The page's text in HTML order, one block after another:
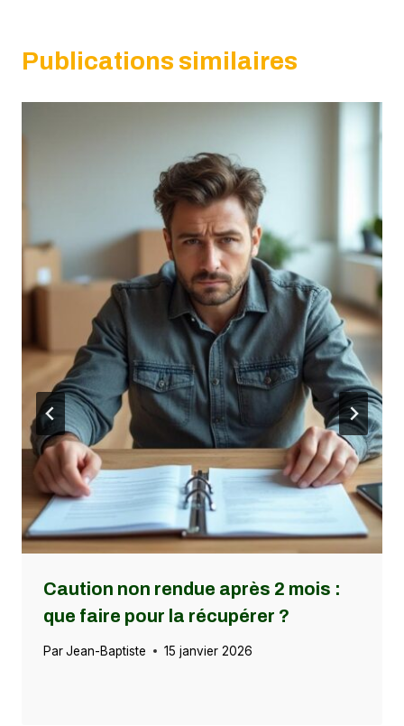
Publications similaires
Caution non rendue après 2 mois :
que faire pour la récupérer ?
ParJean-Baptiste 15 janvier 2026